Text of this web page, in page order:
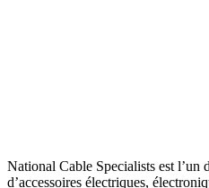
National Cable Specialists est l’un
d’accessoires électriques,